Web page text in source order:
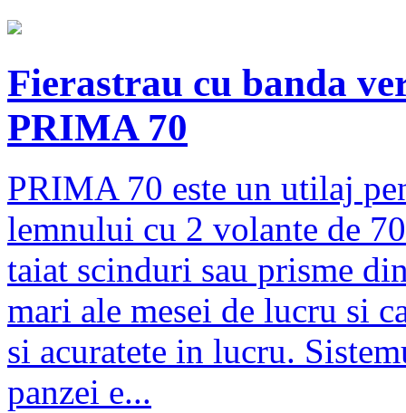
Fierastrau cu banda
PRIMA 70
PRIMA 70 este un utilaj
lemnului cu 2 volante de
taiat scinduri sau prisme
mari ale mesei de lucru si
si acuratete in lucru.
panzei e...